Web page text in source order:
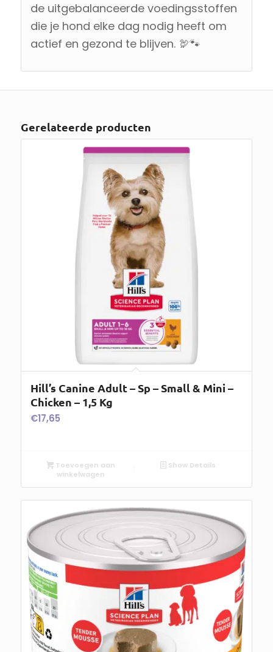
de uitgebalanceerde voedingsstoffen
die je hond elke dag nodig heeft om
actief en gezond te blijven. 🦃🐾
Gerelateerde producten
Hill’s Canine Adult – Sp – Small & Mini –
Chicken – 1,5 Kg
€17,65
Toevoegen aan
winkelwagen
Show Details